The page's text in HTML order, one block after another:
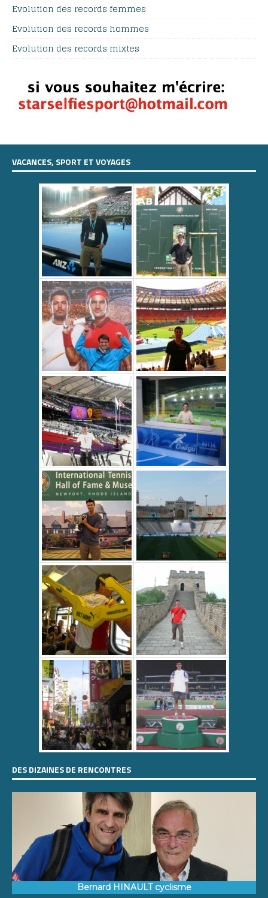
Evolution des records femmes
Evolution des records hommes
Evolution des records mixtes
VACANCES, SPORT ET VOYAGES
DES DIZAINES DE RENCONTRES
Bernard HINAULT cyclisme